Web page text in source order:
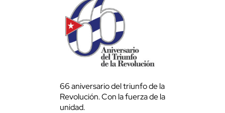
66 aniversario del triunfo de la
Revolución. Con la fuerza de la
unidad.